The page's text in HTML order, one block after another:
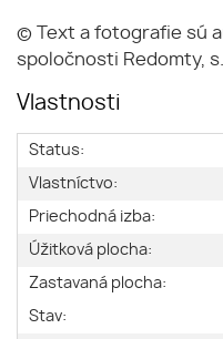
© Text a fotografie sú
spoločnosti Redomty,
Vlastnosti
Status:
Vlastníctvo:
Priechodná izba:
Úžitková plocha:
Zastavaná plocha:
Stav: